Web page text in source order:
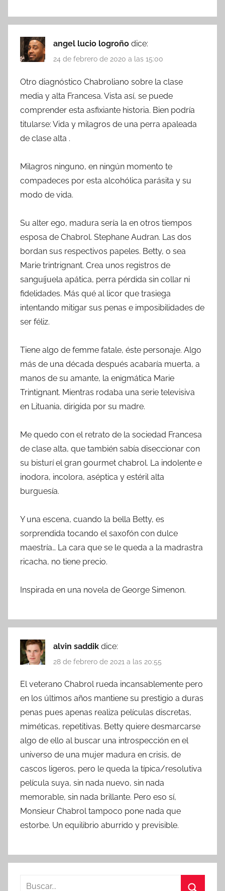
angel lucio logroño dice:
24 de febrero de 2020 a las 15:00
Otro diagnóstico Chabroliano sobre la clase
media y alta Francesa. Vista así, se puede
comprender esta asfixiante historia. Bien podría
titularse: Vida y milagros de una perra apaleada
de clase alta .
Milagros ninguno, en ningún momento te
compadeces por esta alcohólica parásita y su
modo de vida.
Su alter ego, madura sería la en otros tiempos
esposa de Chabrol. Stephane Audran. Las dos
bordan sus respectivos papeles. Betty, o sea
Marie trintrignant. Crea unos registros de
sanguíjuela apática, perra pérdida sin collar ni
fidelidades. Más qué al licor que trasiega
intentando mitigar sus penas e imposibilidades de
ser féliz.
Tiene algo de femme fatale, éste personaje. Algo
más de una década después acabaría muerta, a
manos de su amante, la enigmática Marie
Trintignant. Mientras rodaba una serie televisiva
en Lituania, dirigida por su madre.
Me quedo con el retrato de la sociedad Francesa
de clase alta, que también sabía diseccionar con
su bisturí el gran gourmet chabrol. La indolente e
inodora, incolora, aséptica y estéril alta
burguesía.
Y una escena, cuando la bella Betty, es
sorprendida tocando el saxofón con dulce
maestría… La cara que se le queda a la madrastra
ricacha, no tiene precio.
Inspirada en una novela de George Simenon.
alvin saddik dice:
28 de febrero de 2021 a las 20:55
El veterano Chabrol rueda incansablemente pero
en los últimos años mantiene su prestigio a duras
penas pues apenas realiza películas discretas,
miméticas, repetitivas. Betty quiere desmarcarse
algo de ello al buscar una introspección en el
universo de una mujer madura en crisis, de
cascos ligeros, pero le queda la típica/resolutiva
película suya, sin nada nuevo, sin nada
memorable, sin nada brillante. Pero eso sí,
Monsieur Chabrol tampoco pone nada que
estorbe. Un equilibrio aburrido y previsible.